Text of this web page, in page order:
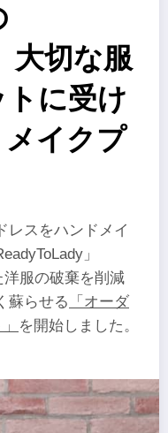
大切な服
に受け
イクプ
レスをハンドメイ
」
洋服の破棄を削減
蘇らせる
「オーダ
を開始しました。